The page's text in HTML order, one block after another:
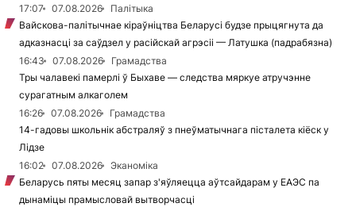
17:07
07.08.2026
Палітыка
Вайскова-палітычнае кіраўніцтва Беларусі будзе прыцягнута да
адказнасці за саўдзел у расійскай агрэсіі — Латушка (падрабязна)
16:43
07.08.2026
Грамадства
Тры чалавекі памерлі ў Быхаве — следства мяркуе атручэнне
сурагатным алкаголем
16:26
07.08.2026
Грамадства
14-гадовы школьнік абстраляў з пнеўматычнага пісталета кіёск у
Лідзе
16:02
07.08.2026
Эканоміка
Беларусь пяты месяц запар з'яўляецца аўтсайдарам у ЕАЭС па
дынаміцы прамысловай вытворчасці